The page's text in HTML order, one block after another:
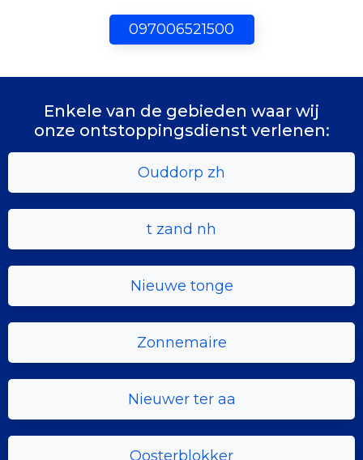
097006521500
Enkele van de gebieden waar wij
onze ontstoppingsdienst verlenen:
Ouddorp zh
t zand nh
Nieuwe tonge
Zonnemaire
Nieuwer ter aa
Oosterblokker